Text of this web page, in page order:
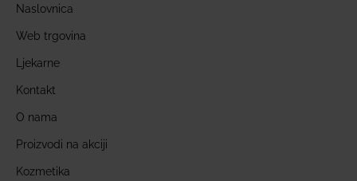
Naslovnica
Web trgovina
Ljekarne
Kontakt
O nama
Proizvodi na akciji
Kozmetika